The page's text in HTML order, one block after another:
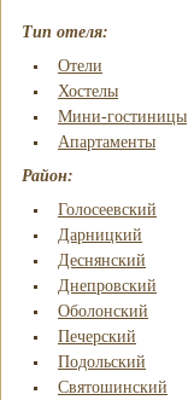
Тип отеля:
Отели
Хостелы
Мини-гостиницы
Апартаменты
Район:
Голосеевский
Дарницкий
Деснянский
Днепровский
Оболонский
Печерский
Подольский
Святошинский